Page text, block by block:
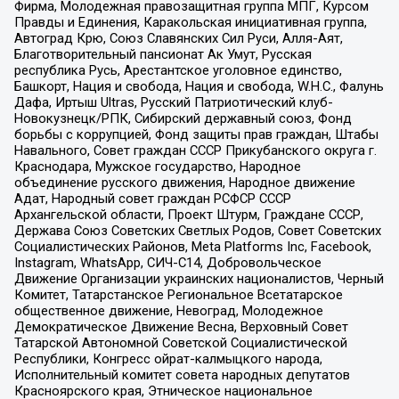
Фирма, Молодежная правозащитная группа МПГ, Курсом
Правды и Единения, Каракольская инициативная группа,
Автоград Крю, Союз Славянских Сил Руси, Алля-Аят,
Благотворительный пансионат Ак Умут, Русская
республика Русь, Арестантское уголовное единство,
Башкорт, Нация и свобода, Нация и свобода, W.H.С., Фалунь
Дафа, Иртыш Ultras, Русский Патриотический клуб-
Новокузнецк/РПК, Сибирский державный союз, Фонд
борьбы с коррупцией, Фонд защиты прав граждан, Штабы
Навального, Совет граждан СССР Прикубанского округа г.
Краснодара, Мужское государство, Народное
объединение русского движения, Народное движение
Адат, Народный совет граждан РСФСР СССР
Архангельской области, Проект Штурм, Граждане СССР,
Держава Союз Советских Светлых Родов, Совет Советских
Социалистических Районов, Meta Platforms Inc, Facebook,
Instagram, WhatsApp, СИЧ-С14, Добровольческое
Движение Организации украинских националистов, Черный
Комитет, Татарстанское Региональное Всетатарское
общественное движение, Невоград, Молодежное
Демократическое Движение Весна, Верховный Совет
Татарской Автономной Советской Социалистической
Республики, Конгресс ойрат-калмыцкого народа,
Исполнительный комитет совета народных депутатов
Красноярского края, Этническое национальное